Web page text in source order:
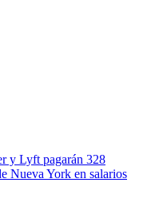
y Lyft pagarán 328
Nueva York en salarios